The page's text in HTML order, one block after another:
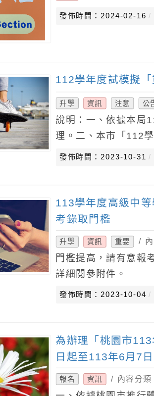
發佈時間：2024-02-16
112學年度試模擬「
升學 資訊 注意 公
說明：一、依據本局
理。二、本市「112
及分發」作業分別由
發佈時間：2023-10-31
113學年度高級中
考錄取門檻
升學 資訊 重要 /
門檻提高，請有意報
詳細閱參附件。
發佈時間：2023-10-04
為辦理「桃園市
日起至113年6月7
照。
報名 資訊 / 內容分類